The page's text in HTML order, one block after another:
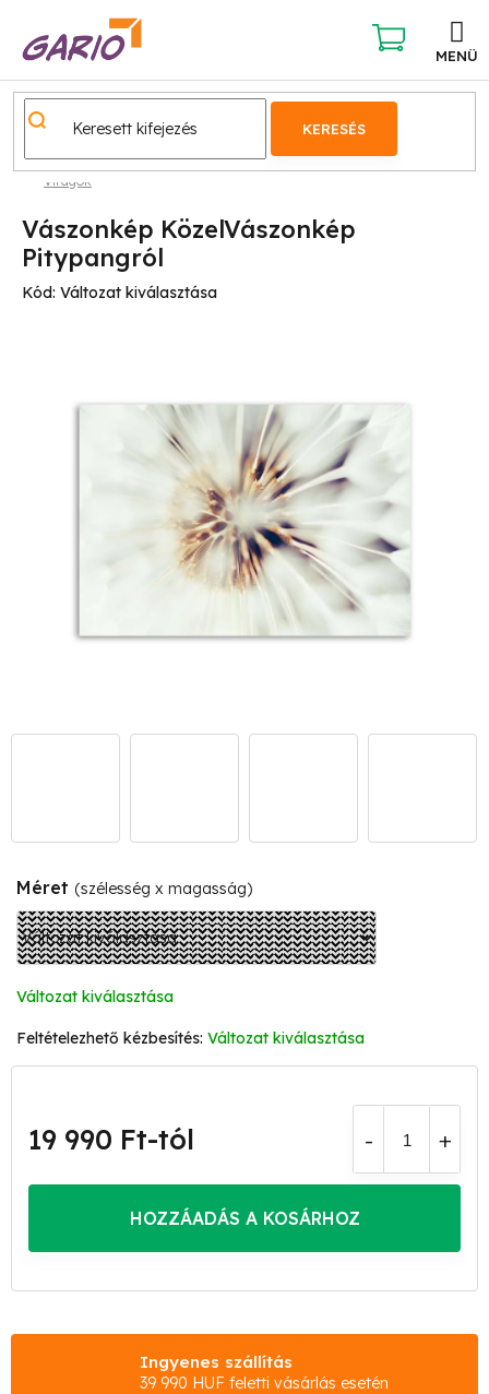
KERESÉS
KOSÁR
Virágok
Vászonkép KözelVászonkép
Pitypangról
Kód: Változat kiválasztása
Méret (szélesség x magasság)
Változat kiválasztása
Változat kiválasztása
19 990 Ft-tól
HOZZÁADÁS A KOSÁRHOZ
Ingyenes szállítás
39 990 HUF feletti vásárlás esetén